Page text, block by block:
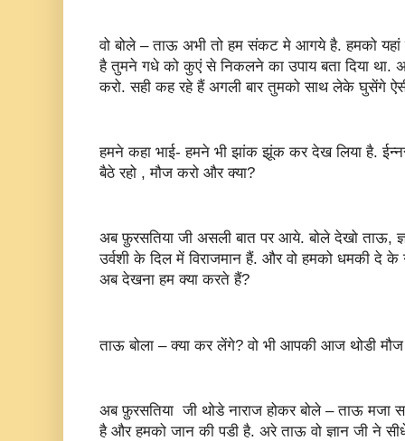
वो बोले – ताऊ अभी तो हम संकट मे आगये है. हमको
है तुमने गधे को कुएं से निकलने का उपाय बता दिया था.
करो. सही कह रहे हैं अगली बार तुमको साथ लेके घुसेंगे
हमने कहा भाई- हमने भी झांक झूंक कर देख लिया है.
बैठे रहो , मौज करो और क्या?
अब फ़ुरसतिया जी असली बात पर आये. बोले देखो ताऊ,
उर्वशी के दिल में विराजमान हैं. और वो हमको धमकी दे के
अब देखना हम क्या करते हैं?
ताऊ बोला – क्या कर लेंगे? वो भी आपकी आज थोडी
अब फ़ुरसतिया जी थोडे नाराज होकर बोले – ताऊ मजा
है और हमको जान की पडी है. अरे ताऊ वो ज्ञान जी ने